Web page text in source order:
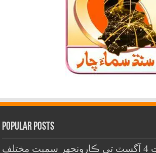
Popular Posts
سنڌ حڪومت 4 آگسٽ تي ڪارونجهر سميت مختلف